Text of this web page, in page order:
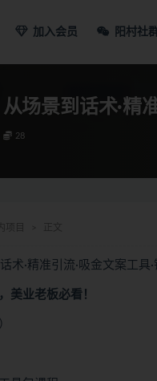
加入会员 阳村社
场景到话术·精
28
术·精准引流·吸金文案工具
美业老板必看！